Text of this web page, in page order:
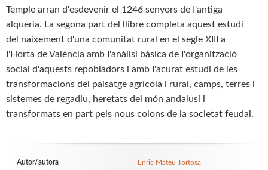
Temple arran d'esdevenir el 1246 senyors de I'antiga
alqueria. La segona part del llibre completa aquest estudi
del naixement d'una comunitat rural en el segle XIII a
I'Horta de València amb I'anàlisi bàsica de I'organització
social d'aquests repobladors i amb I'acurat estudi de les
transformacions del paisatge agrícola i rural, camps, terres i
sistemes de regadiu, heretats del món andalusí i
transformats en part pels nous colons de la societat feudal.
Autor/autora
Enric Mateu Tortosa